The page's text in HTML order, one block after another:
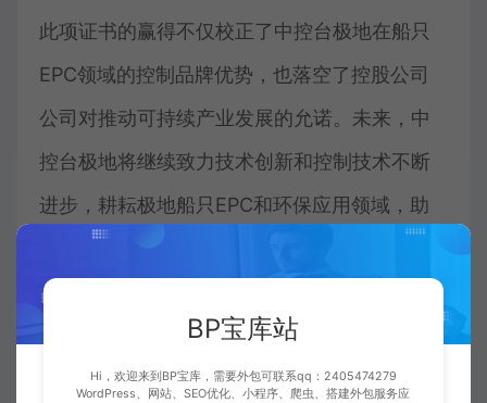
此项证书的赢得不仅校正了中控台极地在船只
EPC领域的控制品牌优势，也落空了控股公司
公司对推动可持续产业发展的允诺。未来，中
控台极地将继续致力技术创新和控制技术不断
进步，耕耘极地船只EPC和环保应用领域，助
推绿色生态低碳产业发展。
责任编辑源于上海证券报
BP宝库站
Hi，欢迎来到BP宝库，需要外包可联系qq：2405474279
WordPress、网站、SEO优化、小程序、爬虫、搭建外包服务应